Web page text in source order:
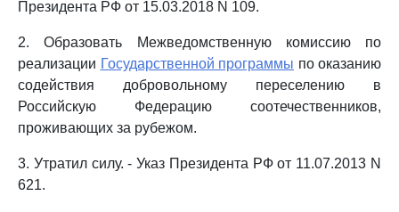
Президента РФ от 15.03.2018 N 109.
2. Образовать Межведомственную комиссию по
реализации Государственной программы по оказанию
содействия добровольному переселению в
Российскую Федерацию соотечественников,
проживающих за рубежом.
3. Утратил силу. - Указ Президента РФ от 11.07.2013 N
621.